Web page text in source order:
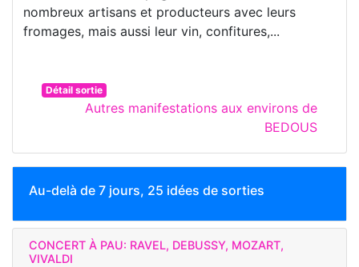
nombreux artisans et producteurs avec leurs
fromages, mais aussi leur vin, confitures,...
Détail sortie
Autres manifestations aux environs de
BEDOUS
Au-delà de 7 jours, 25 idées de sorties
CONCERT À PAU: RAVEL, DEBUSSY, MOZART,
VIVALDI